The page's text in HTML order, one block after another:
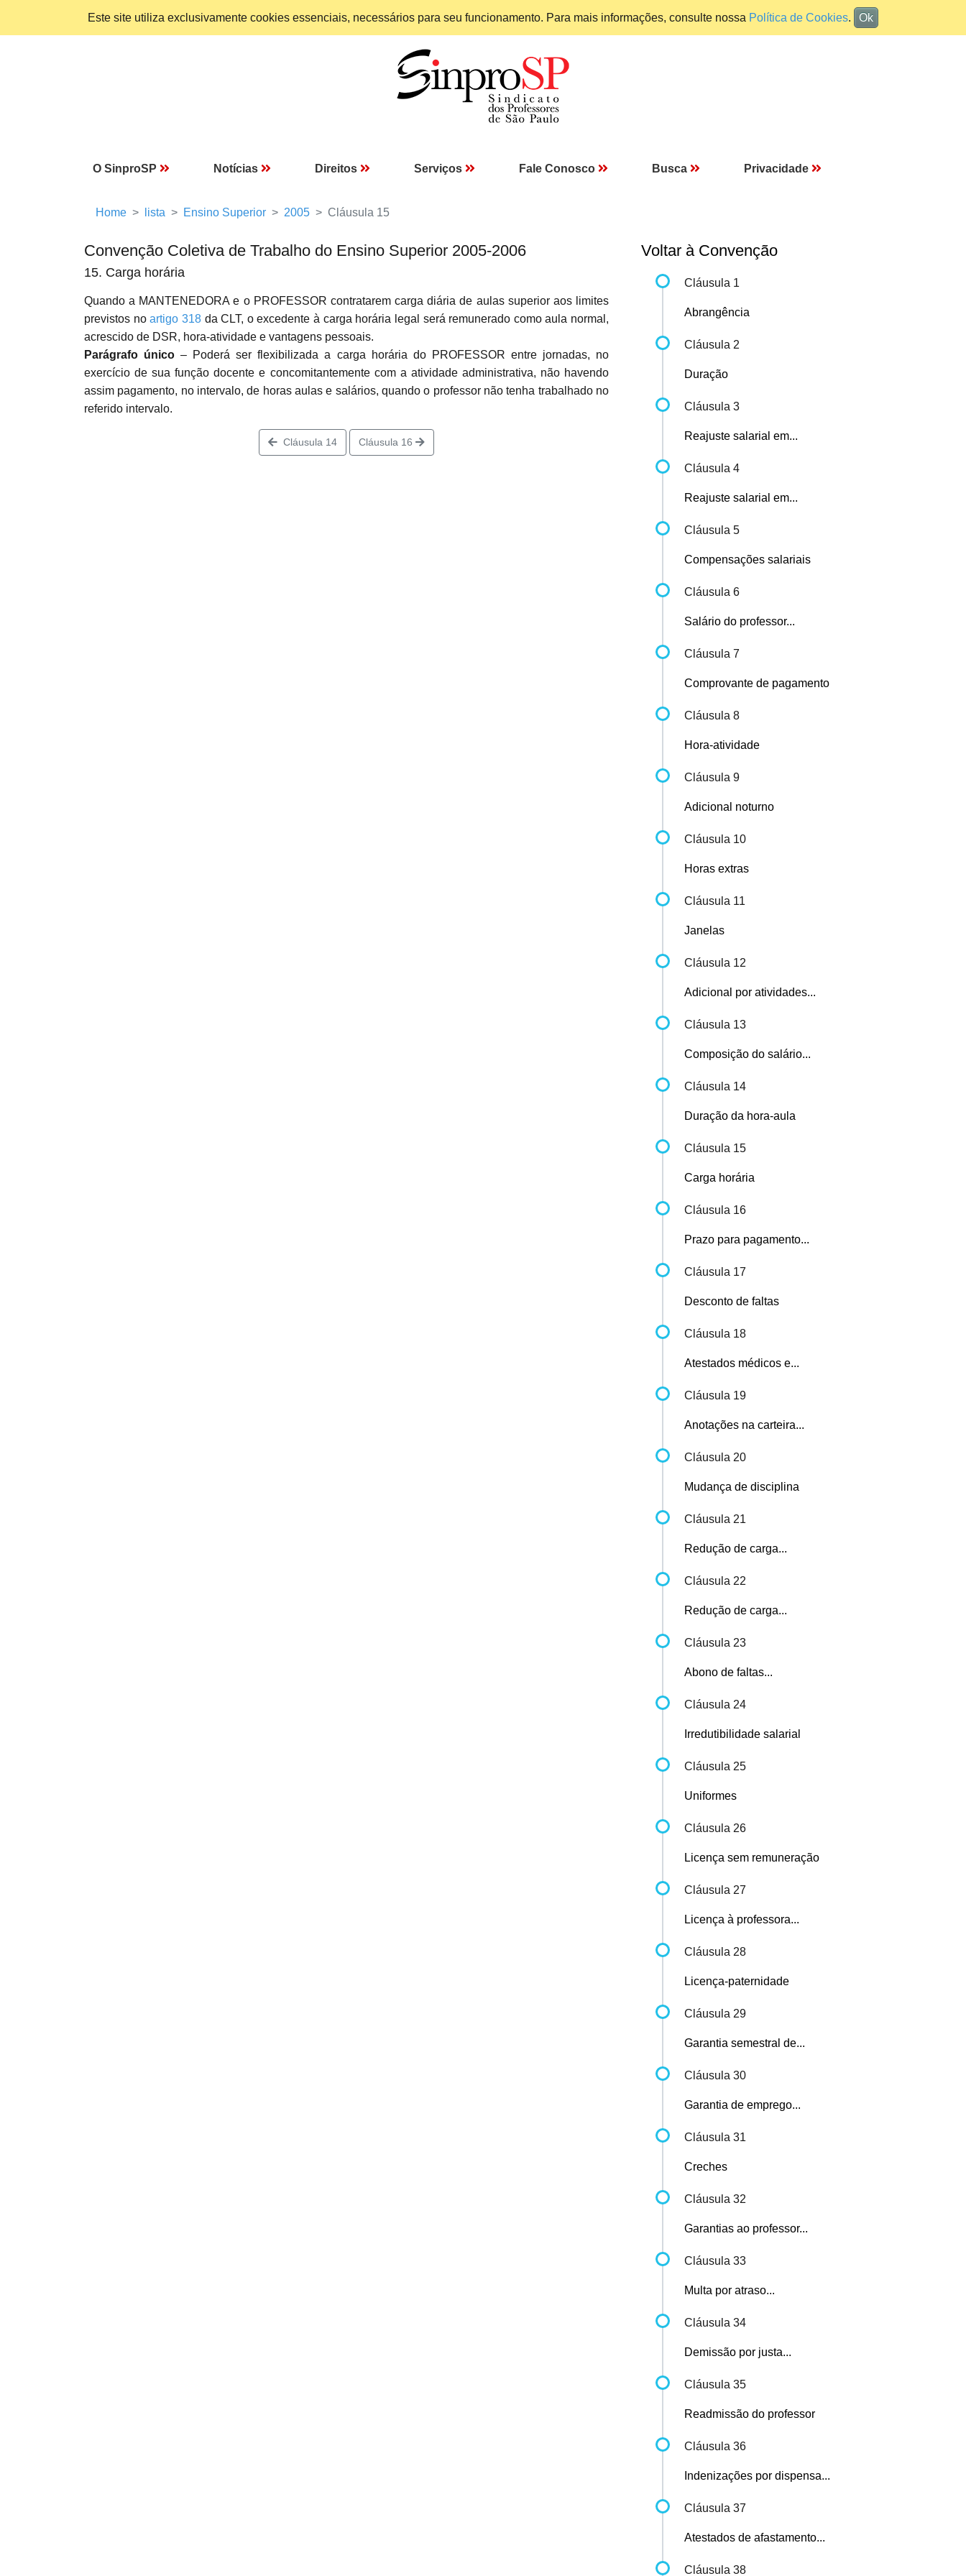
Este site utiliza exclusivamente cookies essenciais, necessários para seu funcionamento. Para mais informações, consulte nossa Política de Cookies. Ok
O SinproSP Notícias Direitos Serviços Fale Conosco Busca Privacidade
Home lista Ensino Superior 2005 Cláusula 15
Convenção Coletiva de Trabalho do Ensino Superior 2005-2006
15. Carga horária
Quando a MANTENEDORA e o PROFESSOR contratarem carga diária de aulas superior aos limites
previstos noartigo 318da CLT, o excedente à carga horária legal será remunerado como aula normal,
acrescido de DSR, hora-atividade e vantagens pessoais.
Parágrafo único – Poderá ser flexibilizada a carga horária do PROFESSOR entre jornadas, no
exercício de sua função docente e concomitantemente com a atividade administrativa, não havendo
assim pagamento, no intervalo, de horas aulas e salários, quando o professor não tenha trabalhado no
referido intervalo.
Cláusula 14 Cláusula 16
Voltar à Convenção
Cláusula 1
Abrangência
Cláusula 2
Duração
Cláusula 3
Reajuste salarial em...
Cláusula 4
Reajuste salarial em...
Cláusula 5
Compensações salariais
Cláusula 6
Salário do professor...
Cláusula 7
Comprovante de pagamento
Cláusula 8
Hora-atividade
Cláusula 9
Adicional noturno
Cláusula 10
Horas extras
Cláusula 11
Janelas
Cláusula 12
Adicional por atividades...
Cláusula 13
Composição do salário...
Cláusula 14
Duração da hora-aula
Cláusula 15
Carga horária
Cláusula 16
Prazo para pagamento...
Cláusula 17
Desconto de faltas
Cláusula 18
Atestados médicos e...
Cláusula 19
Anotações na carteira...
Cláusula 20
Mudança de disciplina
Cláusula 21
Redução de carga...
Cláusula 22
Redução de carga...
Cláusula 23
Abono de faltas...
Cláusula 24
Irredutibilidade salarial
Cláusula 25
Uniformes
Cláusula 26
Licença sem remuneração
Cláusula 27
Licença à professora...
Cláusula 28
Licença-paternidade
Cláusula 29
Garantia semestral de...
Cláusula 30
Garantia de emprego...
Cláusula 31
Creches
Cláusula 32
Garantias ao professor...
Cláusula 33
Multa por atraso...
Cláusula 34
Demissão por justa...
Cláusula 35
Readmissão do professor
Cláusula 36
Indenizações por dispensa...
Cláusula 37
Atestados de afastamento...
Cláusula 38